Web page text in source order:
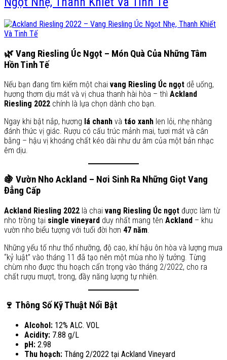
🌿 Vang Riesling Úc Ngọt – Món Quà Của Những Tâm
Hồn Tinh Tế
Nếu bạn đang tìm kiếm một chai vang Riesling Úc ngọt dễ uống,
hương thơm dịu mát và vị chua thanh hài hòa – thì Ackland
Riesling 2022 chính là lựa chọn dành cho bạn.
Ngay khi bật nắp, hương lá chanh và táo xanh len lỏi, nhẹ nhàng
đánh thức vị giác. Rượu có cấu trúc mảnh mai, tươi mát và cân
bằng – hậu vị khoáng chất kéo dài như dư âm của một bản nhạc
êm dịu.
🍇 Vườn Nho Ackland – Nơi Sinh Ra Những Giọt Vang
Đẳng Cấp
Ackland Riesling 2022 là chai vang Riesling Úc ngọt được làm từ
nho trồng tại single vineyard duy nhất mang tên Ackland – khu
vườn nho biểu tượng với tuổi đời hơn 47 năm
Những yếu tố như thổ nhưỡng, độ cao, khí hậu ôn hòa và lượng mưa
“kỷ luật” vào tháng 11 đã tạo nên một mùa nho lý tưởng. Từng
chùm nho được thu hoạch cẩn trọng vào tháng 2/2022, cho ra
chất rượu mượt, trong, đầy năng lượng tự nhiên.
🍷 Thông Số Kỹ Thuật Nổi Bật
Alcohol: 12% ALC. VOL
Acidity: 7.88 g/L
pH: 2.98
Thu hoạch: Tháng 2/2022 tại Ackland Vineyard